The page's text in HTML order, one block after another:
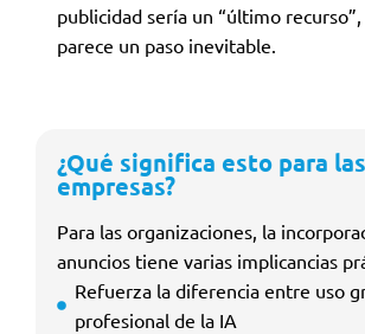
publicidad sería un “último
parece un paso inevitable.
¿Qué significa esto para las
empresas?
Para las organizaciones, la
anuncios tiene varias implicancias
Refuerza la diferencia entre uso
profesional de la IA